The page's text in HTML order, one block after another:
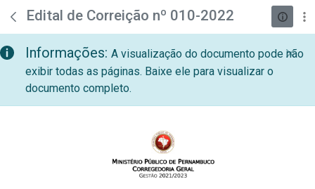
Pular para o Conteúdo principal
teste descricao
Edital de Correição nº 010-2022
Informações: A visualização do documento pode não
exibir todas as páginas. Baixe ele para visualizar o
documento completo.